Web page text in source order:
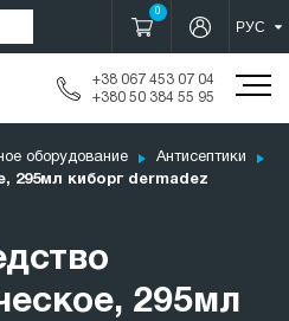
0
+38 067 453 07 04
+380 50 384 55 95
оборудование
Антисептики
295мл киборг dermadez
295мл